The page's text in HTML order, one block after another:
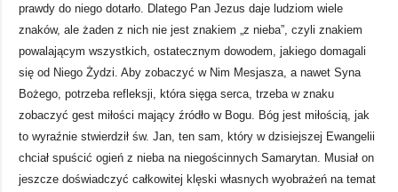
prawdy do niego dotarło. Dlatego Pan Jezus daje ludziom wiele
znaków, ale żaden z nich nie jest znakiem „z nieba”, czyli znakiem
powalającym wszystkich, ostatecznym dowodem, jakiego domagali
się od Niego Żydzi. Aby zobaczyć w Nim Mesjasza, a nawet Syna
Bożego, potrzeba refleksji, która sięga serca, trzeba w znaku
zobaczyć gest miłości mający źródło w Bogu. Bóg jest miłością, jak
to wyraźnie stwierdził św. Jan, ten sam, który w dzisiejszej Ewangelii
chciał spuścić ogień z nieba na niegościnnych Samarytan. Musiał on
jeszcze doświadczyć całkowitej klęski własnych wyobrażeń na temat